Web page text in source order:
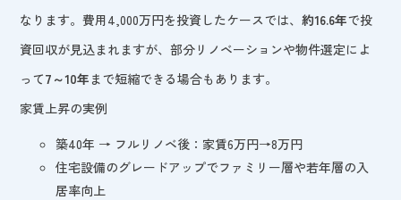
なります。費用4,000万円を投資したケースでは、約16.6年で投
資回収が見込まれますが、部分リノベーションや物件選定によ
って7～10年 まで短縮できる場合もあります。
家賃上昇の実例
築40年 → フルリノベ後：家賃6万円→8万円
住宅設備のグレードアップでファミリー層や若年層の入
居率向上